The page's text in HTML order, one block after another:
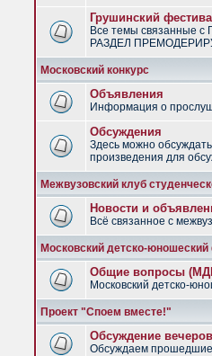
Грушинский
Все темы связанные
РАЗДЕЛ
Московский конкурс
Объявления
Информация о
Обсуждения
Здесь можно
произведения для
Межвузовский клуб
Новости и
Всё связанное с
Московский детско-
Общие вопросы
Московский детско-
Проект "Споем вместе!"
Обсуждение
Обсуждаем